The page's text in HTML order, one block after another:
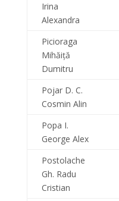
Irina
Alexandra
Picioraga
Mihăiţă
Dumitru
Pojar D. C.
Cosmin Alin
Popa I.
George Alex
Postolache
Gh. Radu
Cristian